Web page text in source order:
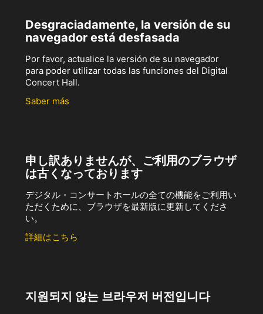
Desgraciadamente, la versión de su
navegador está desfasada
Por favor, actualice la versión de su navegador
para poder utilizar todas las funciones del Digital
Concert Hall.
Saber más
申し訳ありませんが、ご利用のブラウザ
は古くなっております
デジタル・コンサートホールの全ての機能をご利用い
ただくために、ブラウザを最新版に更新してくださ
い。
詳細はこちら
지원되지 않는 브라우저 버전입니다